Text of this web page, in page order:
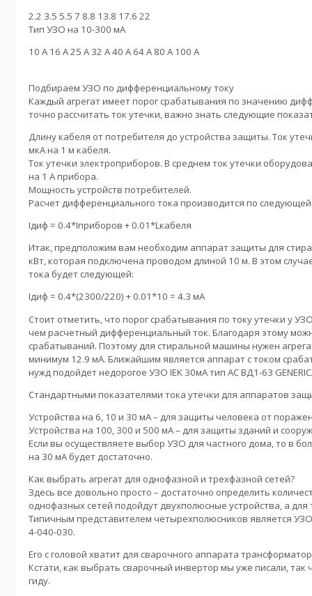
2.2 3.5 5.5 7 8.8 13.8 17.6 22
Тип УЗО на 10-300 мА
10 А 16 А 25 А 32 А 40 А 64 А 80 А 100 А
Подбираем УЗО по дифференциальному току
Каждый агрегат имеет порог срабатывания по значению
точно рассчитать ток утечки, важно знать следующие
Длину кабеля от потребителя до устройства защиты. Ток
мкА на 1 м кабеля.
Ток утечки электроприборов. В среднем ток утечки
на 1 А прибора.
Мощность устройств потребителей.
Расчет дифференциального тока производится по
Iдиф = 0.4*Iприборов + 0.01*Lкабеля
Итак, предположим вам необходим аппарат защиты для
кВт, которая подключена проводом длиной 10 м. В этом
тока будет следующей:
Iдиф = 0.4*(2300/220) + 0.01*10 = 4.3 мА
Стоит отметить, что порог срабатывания по току утечки у
чем расчетный дифференциальный ток. Благодаря этому
срабатываний. Поэтому для стиральной машины нужен
минимум 12.9 мА. Ближайшим является аппарат с током
нужд подойдет недорогое УЗО IEK 30мА тип AC ВД1-63
Стандартными показателями тока утечки для аппаратов
Устройства на 6, 10 и 30 мА – для защиты человека от
Устройства на 100, 300 и 500 мА – для защиты зданий и
Если вы осуществляете выбор УЗО для частного дома, то в
на 30 мА будет достаточно.
Как выбрать агрегат для однофазной и трехфазной сетей?
Здесь все довольно просто – достаточно определить
однофазных сетей подойдут двухполюсные устройства, а
Типичным представителем четырехполюсников является УЗО
4-040-030.
Его с головой хватит для сварочного аппарата
Кстати, как выбрать сварочный инвертор мы уже писали,
гиду.